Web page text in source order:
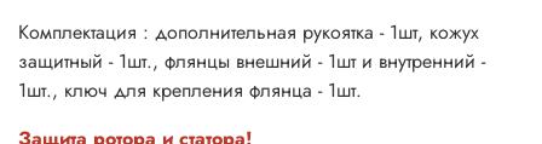
Комплектация : дополнительная рукоятка - 1шт, кожух
защитный - 1шт., флянцы внешний - 1шт и внутренний -
1шт., ключ для крепления флянца - 1шт.